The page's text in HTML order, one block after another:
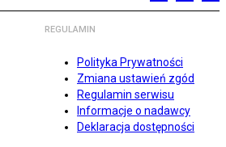
REGULAMIN
Polityka Prywatności
Zmiana ustawień zgód
Regulamin serwisu
Informacje o nadawcy
Deklaracja dostępności